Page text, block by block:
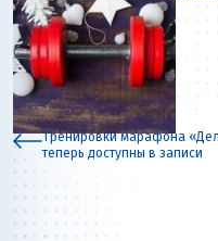
Тренировки марафона
теперь доступны в записи